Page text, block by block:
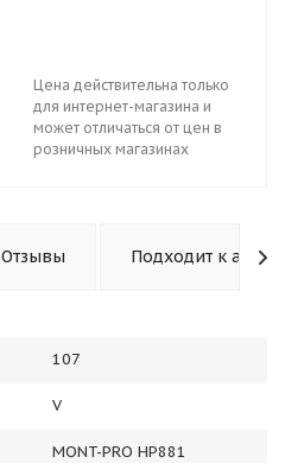
Цена действительна только
для интернет-магазина и
может отличаться от цен в
розничных магазинах
Отзывы Подходит к авто
107
V
MONT-PRO HP881